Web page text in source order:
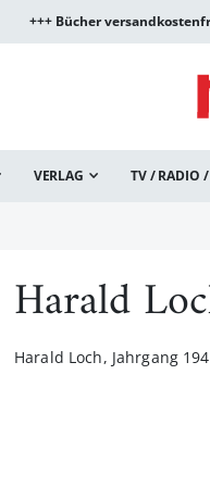
+++ Bücher
VERLAG TV / RADIO
Harald
Harald Loch, Jahrgang